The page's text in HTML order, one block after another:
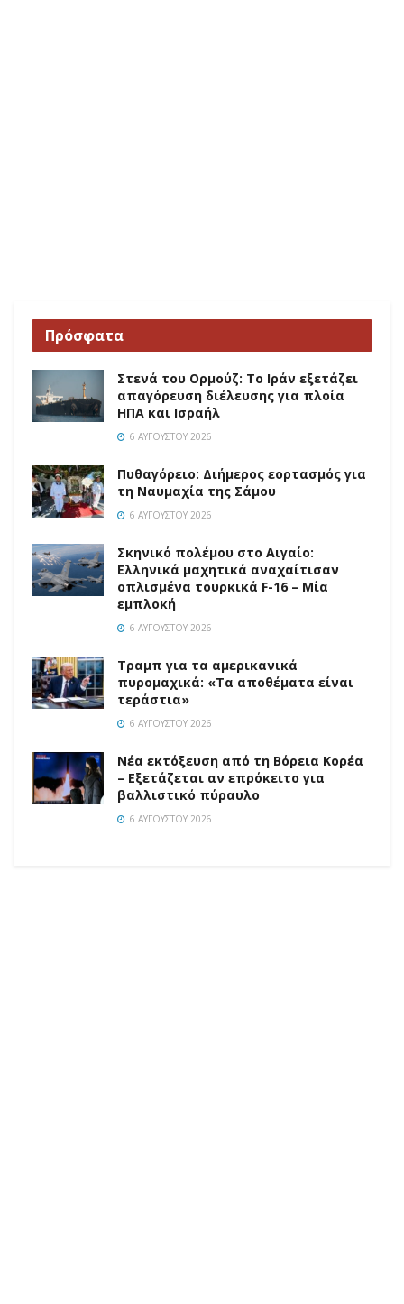
Πρόσφατα
Στενά του Ορμούζ: Το Ιράν εξετάζει
απαγόρευση διέλευσης για πλοία
ΗΠΑ και Ισραήλ
6 ΑΥΓΟΎΣΤΟΥ 2026
Πυθαγόρειο: Διήμερος εορτασμός για
τη Ναυμαχία της Σάμου
6 ΑΥΓΟΎΣΤΟΥ 2026
Σκηνικό πολέμου στο Αιγαίο:
Ελληνικά μαχητικά αναχαίτισαν
οπλισμένα τουρκικά F-16 – Μία
εμπλοκή
6 ΑΥΓΟΎΣΤΟΥ 2026
Τραμπ για τα αμερικανικά
πυρομαχικά: «Τα αποθέματα είναι
τεράστια»
6 ΑΥΓΟΎΣΤΟΥ 2026
Νέα εκτόξευση από τη Βόρεια Κορέα
– Εξετάζεται αν επρόκειτο για
βαλλιστικό πύραυλο
6 ΑΥΓΟΎΣΤΟΥ 2026